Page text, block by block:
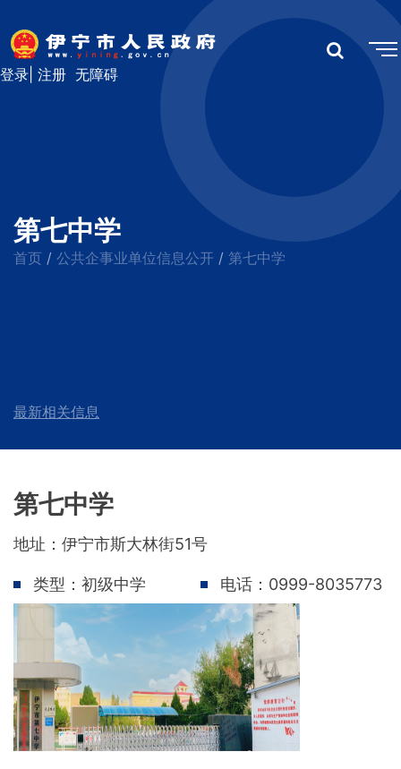
无障碍
登录 注册
第七中学
首页 / 公共企事业单位信息公开 / 第七中学
最新相关信息
第七中学
地址：伊宁市斯大林街51号
类型：初级中学 电话：0999-8035773